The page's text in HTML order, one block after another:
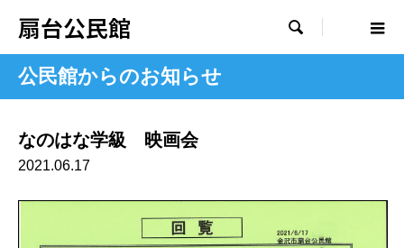
扇台公民館 
公民館からのお知らせ
なのはな学級 映画会
2021.06.17